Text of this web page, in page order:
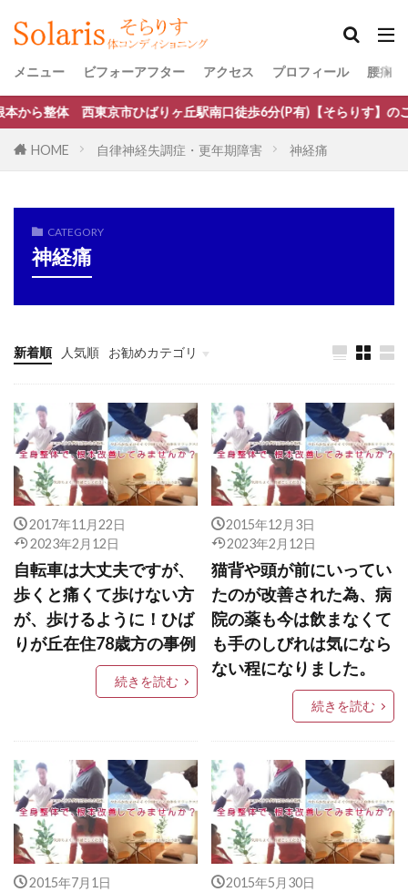
メニュー ビフォーアフター アクセス プロフィール 腰痛
西東京市ひばりヶ丘駅南口徒歩6分(P有)【そらりす】のご予約はこ
HOME 自律神経失調症・更年期障害 神経痛
CATEGORY
神経痛
新着順 人気順 お勧めカテゴリ
口コミ・評判・ご紹介
ぎっくり腰
腰痛（狭窄症・ヘルニア・すべり症）改善
腰痛
椎間板ヘルニア
首こり、頭痛、首が動かない
慢性の肩こり
自律神経失調症・更年期障害
膝痛
五十肩・四十肩
2017年11月22日
2023年2月12日
自転車は大丈夫ですが、
歩くと痛くて歩けない方
が、歩けるように！ひば
りが丘在住78歳方の事例
続きを読む
2015年12月3日
2023年2月12日
猫背や頭が前にいってい
たのが改善された為、病
院の薬も今は飲まなくて
も手のしびれは気になら
ない程になりました。
続きを読む
2015年7月1日
2015年5月30日